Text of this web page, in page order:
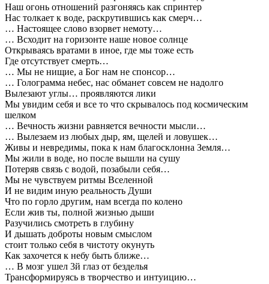
Наш огонь отношений разгоняясь как спринтер
Нас толкает к воде, раскрутившись как смерч…
… Настоящее слово взорвет немоту…
… Всходит на горизонте наше новое солнце
Открываясь вратами в иное, где мы тоже есть
Где отсутствует смерть…
… Мы не нищие, а Бог нам не спонсор…
… Голограмма небес, нас обманет совсем не надолго
Вылезают углы… проявляются лики
Мы увидим себя и все то что скрывалось под космическим
шелком
… Вечность жизни равняется вечности мысли…
… Вылезаем из любых дыр, ям, щелей и ловушек…
Живы и невредимы, пока к нам благосклонна Земля…
Мы жили в воде, но после вышли на сушу
Потеряв связь с водой, позабыли себя…
Мы не чувствуем ритмы Вселенной
И не видим иную реальность Души
Что по горло другим, нам всегда по колено
Если жив ты, полной жизнью дыши
Разучились смотреть в глубину
И дышать доброты новым смыслом
стоит только себя в чистоту окунуть
Как захочется к небу быть ближе…
… В мозг ушел 3й глаз от безделья
Трансформируясь в творчество и интуицию…